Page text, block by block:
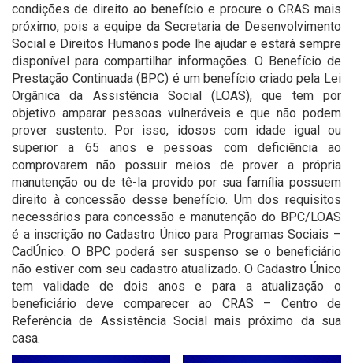
condições de direito ao benefício e procure o CRAS mais
próximo, pois a equipe da Secretaria de Desenvolvimento
Social e Direitos Humanos pode lhe ajudar e estará sempre
disponível para compartilhar informações. O Benefício de
Prestação Continuada (BPC) é um benefício criado pela Lei
Orgânica da Assistência Social (LOAS), que tem por
objetivo amparar pessoas vulneráveis e que não podem
prover sustento. Por isso, idosos com idade igual ou
superior a 65 anos e pessoas com deficiência ao
comprovarem não possuir meios de prover a própria
manutenção ou de tê-la provido por sua família possuem
direito à concessão desse benefício. Um dos requisitos
necessários para concessão e manutenção do BPC/LOAS
é a inscrição no Cadastro Único para Programas Sociais –
CadÚnico. O BPC poderá ser suspenso se o beneficiário
não estiver com seu cadastro atualizado. O Cadastro Único
tem validade de dois anos e para a atualização o
beneficiário deve comparecer ao CRAS – Centro de
Referência de Assistência Social mais próximo da sua
casa.